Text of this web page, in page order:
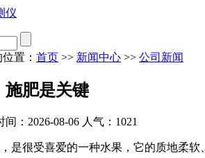
仪
置： 首页 >> 新闻中心 >> 公司新闻
施肥是关键
间：2026-08-06 人气：1021
很受喜爱的一种水果，它的质地柔软